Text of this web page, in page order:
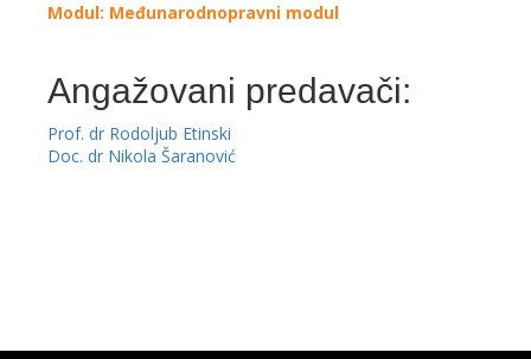
Modul: Međunarodnopravni modul
Angažovani predavači:
Prof. dr Rodoljub Etinski
Doc. dr Nikola Šaranović